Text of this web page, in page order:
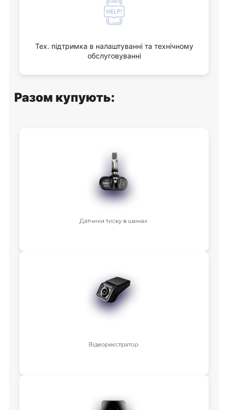
Тех. підтримка в налаштуванні та технічному
обслуговуванні
Разом купують: